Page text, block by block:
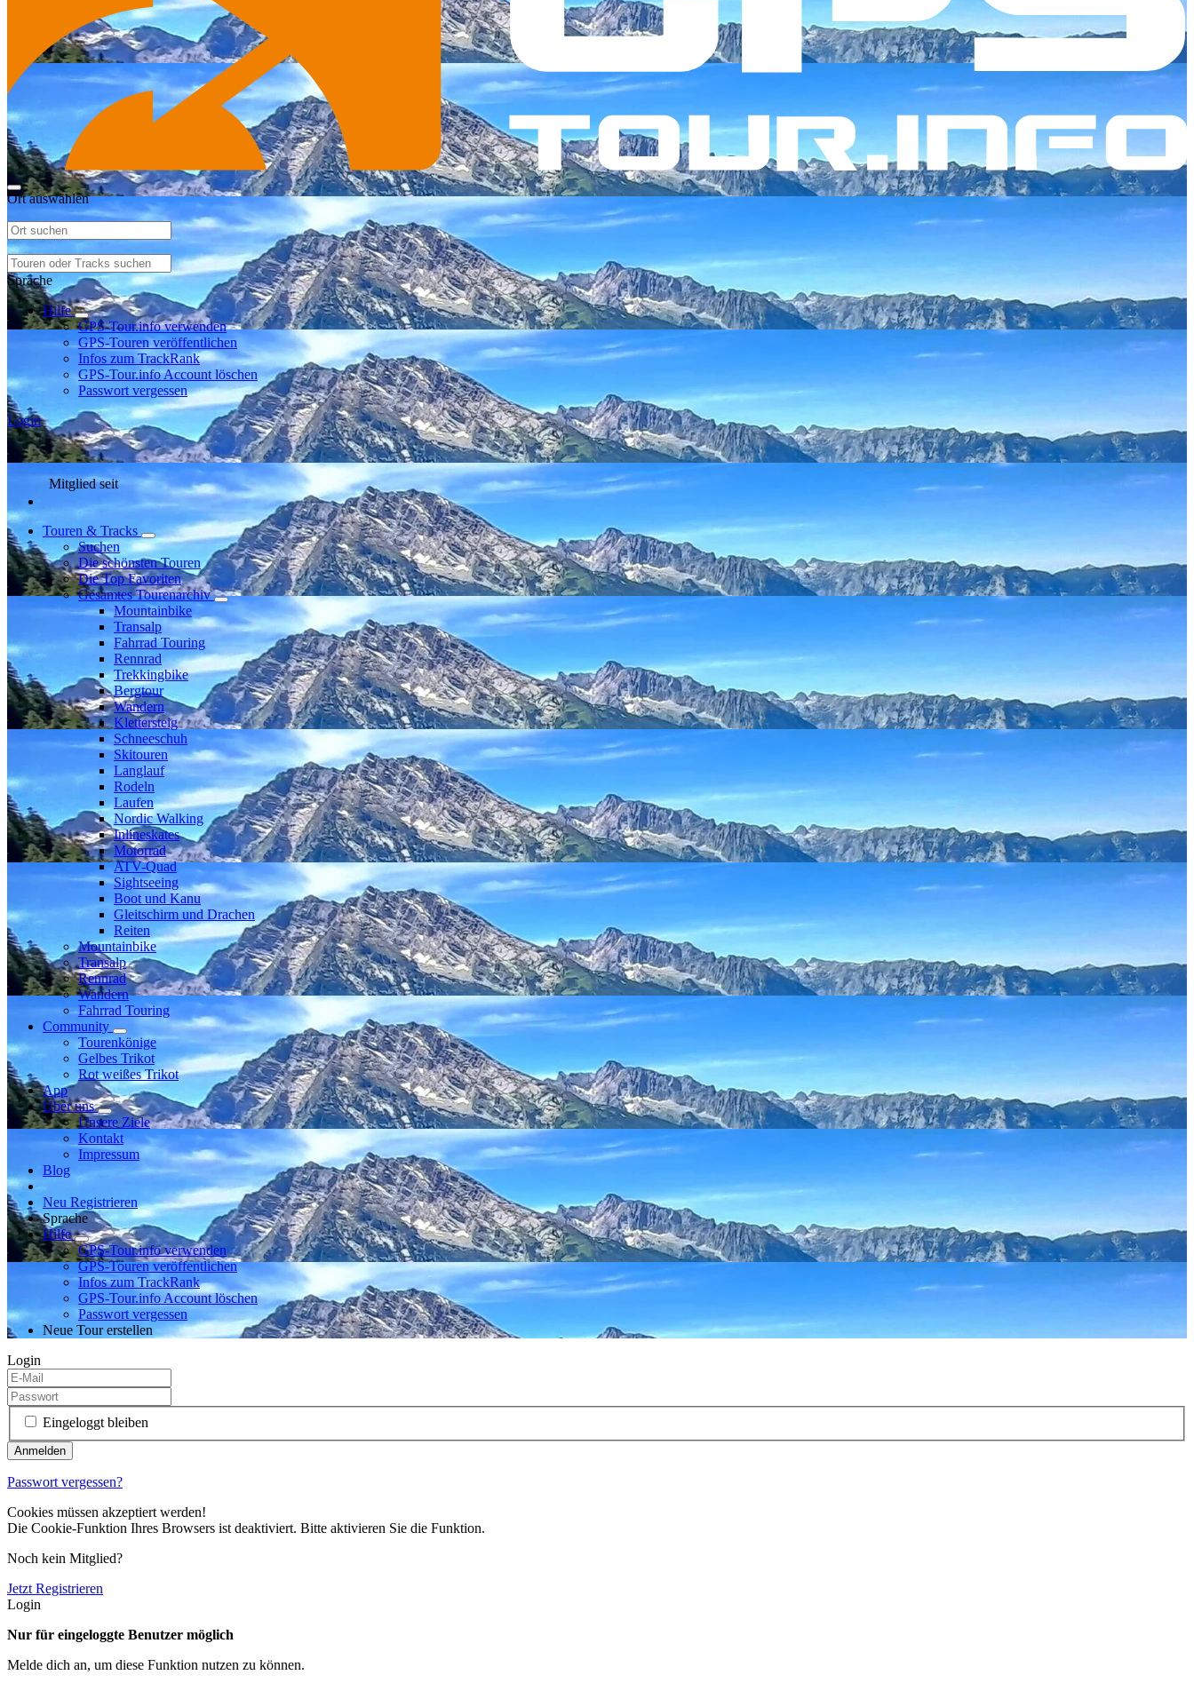
Ort auswählen
Sprache
Hilfe
GPS-Tour.info verwenden
GPS-Touren veröffentlichen
Infos zum TrackRank
GPS-Tour.info Account löschen
Passwort vergessen
Login
Mitglied seit
Touren & Tracks
Suchen
Die schönsten Touren
Die Top Favoriten
Gesamtes Tourenarchiv
Mountainbike
Transalp
Fahrrad Touring
Rennrad
Trekkingbike
Bergtour
Wandern
Klettersteig
Schneeschuh
Skitouren
Langlauf
Rodeln
Laufen
Nordic Walking
Inlineskates
Motorrad
ATV-Quad
Sightseeing
Boot und Kanu
Gleitschirm und Drachen
Reiten
Mountainbike
Transalp
Rennrad
Wandern
Fahrrad Touring
Community
Tourenkönige
Gelbes Trikot
Rot weißes Trikot
App
Über uns
Unsere Ziele
Kontakt
Impressum
Blog
Neu Registrieren
Sprache
Hilfe
GPS-Tour.info verwenden
GPS-Touren veröffentlichen
Infos zum TrackRank
GPS-Tour.info Account löschen
Passwort vergessen
Neue Tour erstellen
Login
Eingeloggt bleiben
Passwort vergessen?
Cookies müssen akzeptiert werden!
Die Cookie-Funktion Ihres Browsers ist deaktiviert. Bitte aktivieren Sie die Funktion.
Noch kein Mitglied?
Jetzt Registrieren
Login
Nur für eingeloggte Benutzer möglich
Melde dich an, um diese Funktion nutzen zu können.